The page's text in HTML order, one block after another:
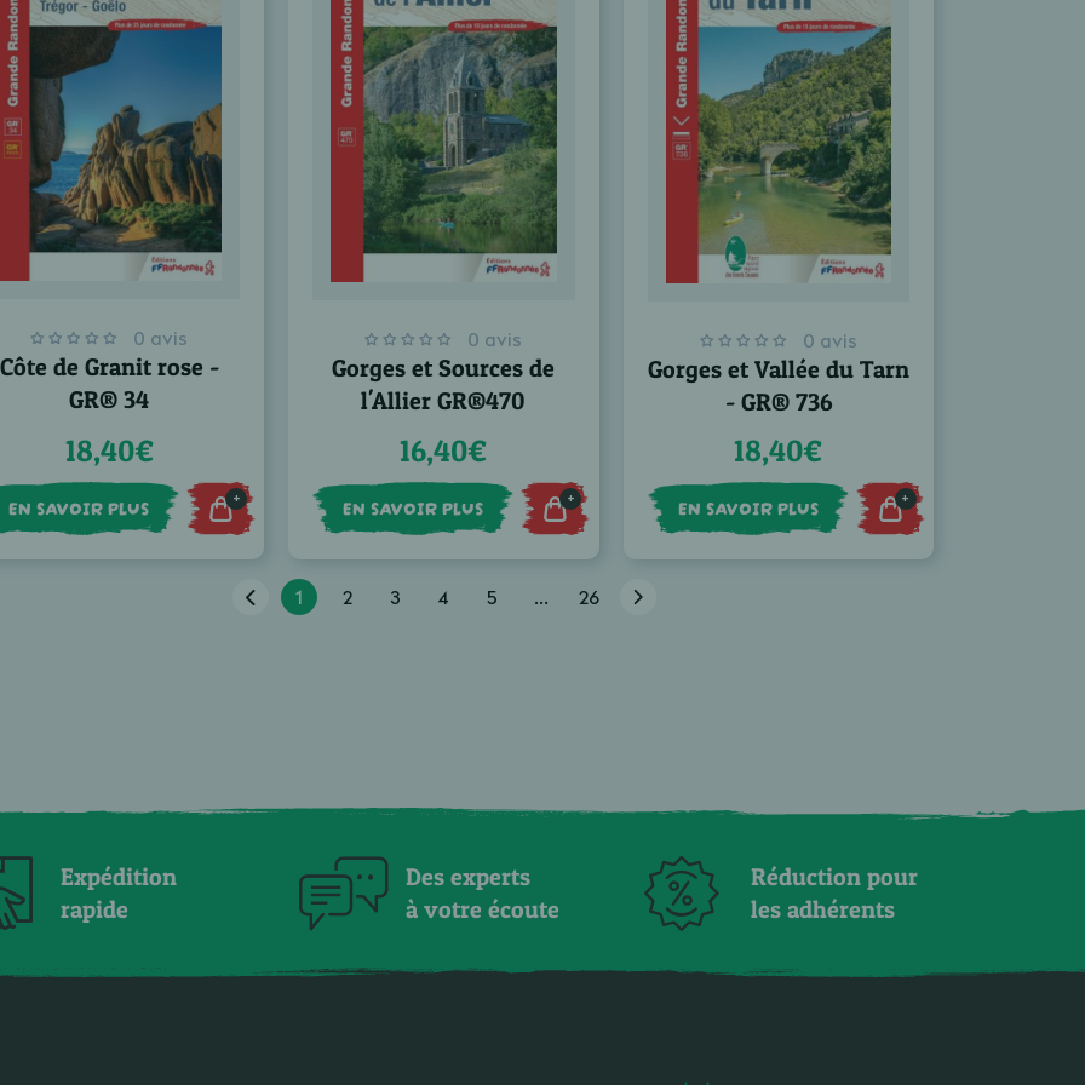
0 avis
Côte de Granit rose -
GR® 34
18,40€
EN SAVOIR PLUS +
0 avis
Gorges et Sources de
l'Allier GR®470
16,40€
EN SAVOIR PLUS +
0 avis
Gorges et Vallée du Tarn
- GR® 736
18,40€
EN SAVOIR PLUS +
1 2 3 4 5 ... 26
Expédition
rapide
Des experts
à votre écoute
Réduction pour
les adhérents